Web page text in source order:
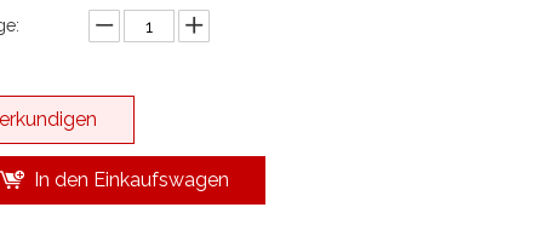
erkundigen
In den Einkaufswagen